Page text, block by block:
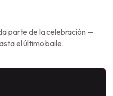
parte de la celebración —
el último baile.